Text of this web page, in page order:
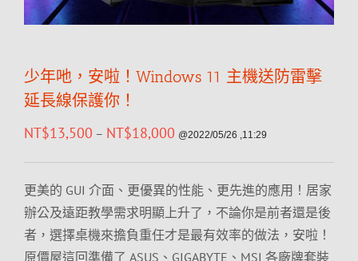
少年吔，安啦！Windows 11 主機送防雷擊
延長線保護你！
NT$13,500 – NT$18,000 @2022/05/26 ,11:29
更美的 GUI 介面、更優異的性能、更先進的應用！居家
辦公及遠距教學需求明顯上升了，不論你是前者還是後
者，選擇桌機來擔負重任才是最有效率的做法，安啦！
原價屋這回準備了 ASUS、GIGABYTE、MSI 各廠牌套裝